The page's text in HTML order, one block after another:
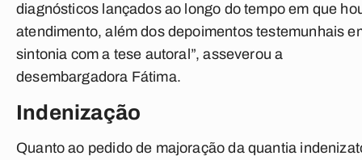
diagnósticos lançados ao longo do tempo em que
atendimento, além dos depoimentos testemunhais
sintonia com a tese autoral”, asseverou a
desembargadora Fátima.
Indenização
Quanto ao pedido de majoração da quantia